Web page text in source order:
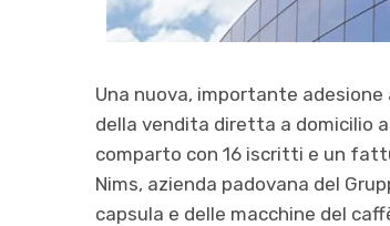
Una nuova, importante
della vendita diretta a domicilio
comparto con 16 iscritti e un
Nims, azienda padovana del
capsula e delle macchine del